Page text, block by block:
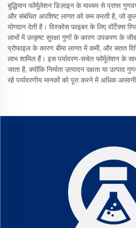
बुद्धिमान फॉर्मूलेशन डिज़ाइन के माध्यम से प्राप्त
और संबंधित अपशिष्ट लागत को कम करती है, जो
योगदान देती है। विस्कोस फाइबर के लिए वॉर्टेक्स
लाभों में उत्कृष्ट सुरक्षा गुणों के कारण उपकरण के
प्रोफाइल के कारण बीमा लागत में कमी, और सतत
लाभ शामिल हैं। इस पर्यावरण-सचेत फॉर्मूलेशन के
जाता है, क्योंकि निर्माता उत्पादन दक्षता या उत्पाद
रहे पर्यावरणीय मानकों को पूरा करने में अधिक